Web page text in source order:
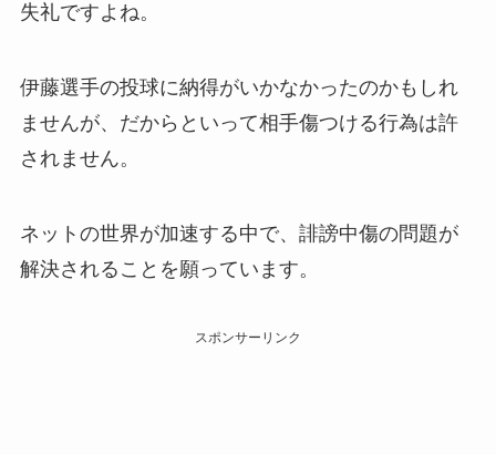
失礼ですよね。
伊藤選手の投球に納得がいかなかったのかもしれ
ませんが、だからといって相手傷つける行為は許
されません。
ネットの世界が加速する中で、誹謗中傷の問題が
解決されることを願っています。
スポンサーリンク